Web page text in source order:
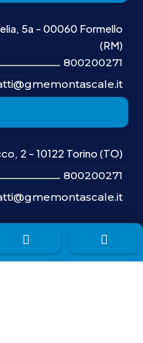
5a - 00060 Formello
(RM)
800200271
2 - 10122 Torino (TO)
800200271
 
Socio Unico|Sede:Via